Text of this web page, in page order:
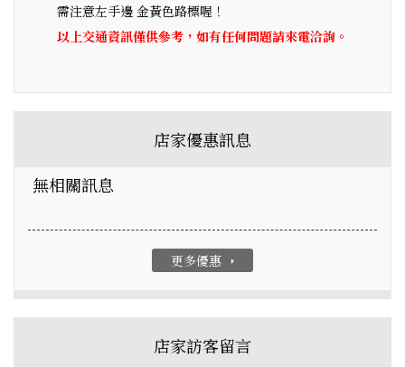
需注意左手邊 金黃色路標喔！
以上交通資訊僅供參考，如有任何問題請來電洽詢。
店家優惠訊息
無相關訊息
更多優惠 arrow_right
店家訪客留言